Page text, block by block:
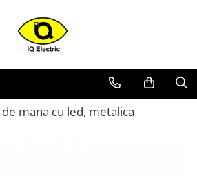
mana cu led, metalica